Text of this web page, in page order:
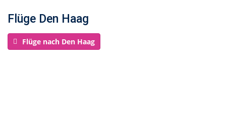
Flüge Den Haag
Flüge nach Den Haag